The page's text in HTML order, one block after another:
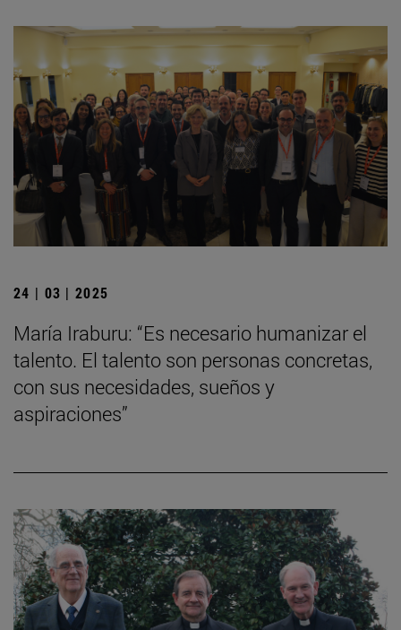
24 | 03 | 2025
María Iraburu: “Es necesario humanizar el
talento. El talento son personas concretas,
con sus necesidades, sueños y
aspiraciones”